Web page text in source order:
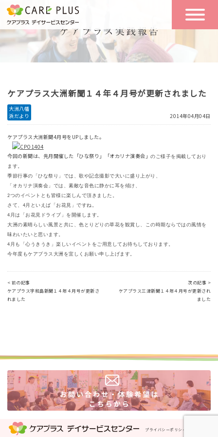
こんな方に
おすすめ
一日の流れ
一日体験
空き状況
ケアプラス大洲新聞１４年４月号が更新されました
大洲八幡
浜だより
2014年04月04日
ケアプラス大洲新聞4月号をUPしました。
今回の新聞は、先月開催した「ひな祭り」「オカリナ演奏会」のご様子を掲載しており
ます。
季節行事の「ひな祭り」では、歌や記念撮影で大いに盛り上がり、
「オカリナ演奏会」では、素敵な音色に静かに耳を傾け、
2つのイベントとも皆様に楽しんで頂きました。
さて、4月といえば「お花見」ですね。
4月は「お花見ドライブ」を開催します。
大洲の素晴らしい風景と共に、色とりどりの草花を観賞し、この時期ならではの風情を
味わいたいと思います。
4月も「心うきうき」楽しいイベントをご用意してお待ちしております。
今年度もケアプラス大洲を宜しくお願い申し上げます。
< 前の記事
ケアプラス宇和島新聞１４年４月号が更新さ
れました
次の記事 >
ケアプラス三津新聞１４年４月号が更新され
ました
プライバシーポリシー